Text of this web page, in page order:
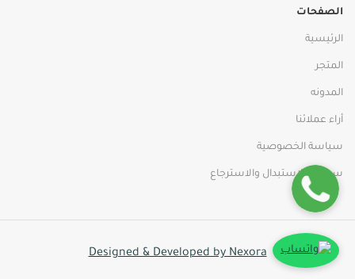
الصفحات
الرئيسية
المتجر
المدونه
أراء عملائنا
سياسة الخصوصية
سياسة الاستبدال والاسترجاع
Designed & Developed by Nexora